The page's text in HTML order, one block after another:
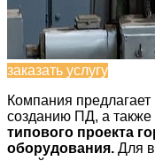
заказать услугу
Компания
созданию ПД, а также
типового проекта
оборудования. Для